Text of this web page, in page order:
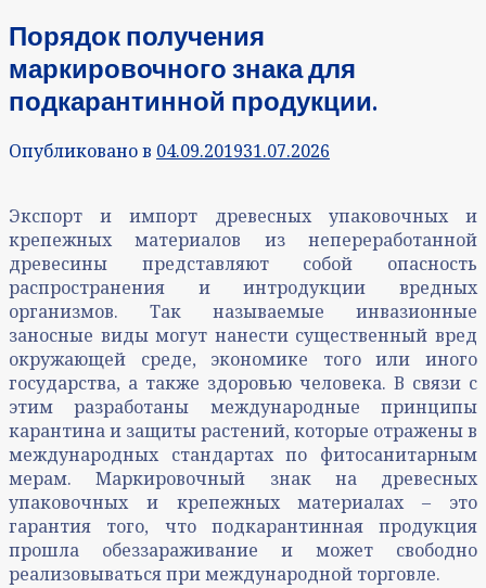
Порядок получения
маркировочного знака для
подкарантинной продукции.
Опубликовано в 04.09.201931.07.2026
Экспорт и импорт древесных упаковочных и
крепежных материалов из непереработанной
древесины представляют собой опасность
распространения и интродукции вредных
организмов. Так называемые инвазионные
заносные виды могут нанести существенный вред
окружающей среде, экономике того или иного
государства, а также здоровью человека. В связи с
этим разработаны международные принципы
карантина и защиты растений, которые отражены в
международных стандартах по фитосанитарным
мерам. Маркировочный знак на древесных
упаковочных и крепежных материалах – это
гарантия того, что подкарантинная продукция
прошла обеззараживание и может свободно
реализовываться при международной торговле.